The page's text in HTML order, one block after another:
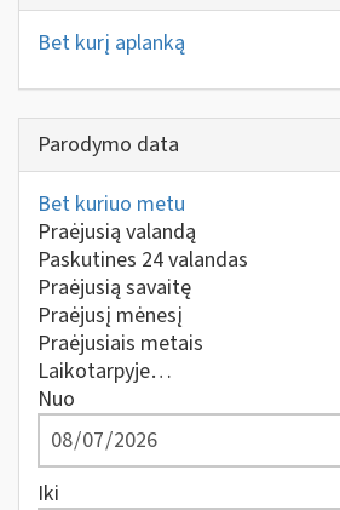
Bet kurį aplanką
Parodymo data
Bet kuriuo metu
Praėjusią valandą
Paskutines 24 valandas
Praėjusią savaitę
Praėjusį mėnesį
Praėjusiais metais
Laikotarpyje…
Nuo
Iki